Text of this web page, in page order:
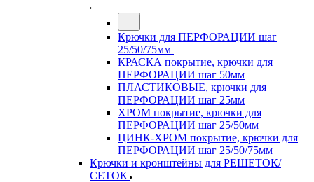
Крючки для ПЕРФОРАЦИИ шаг
25/50/75мм
КРАСКА покрытие, крючки для
ПЕРФОРАЦИИ шаг 50мм
ПЛАСТИКОВЫЕ, крючки для
ПЕРФОРАЦИИ шаг 25мм
ХРОМ покрытие, крючки для
ПЕРФОРАЦИИ шаг 25/50мм
ЦИНК-ХРОМ покрытие, крючки для
ПЕРФОРАЦИИ шаг 25/50/75мм
Крючки и кронштейны для РЕШЕТОК/
СЕТОК